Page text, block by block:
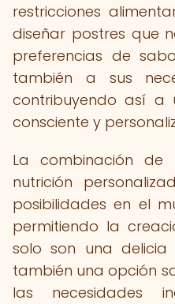
restricciones
diseñar postres que
preferencias de
también a sus
contribuyendo así a
consciente y
La combinación
nutrición
posibilidades en el
permitiendo la
solo son una
también una opción
las necesidades